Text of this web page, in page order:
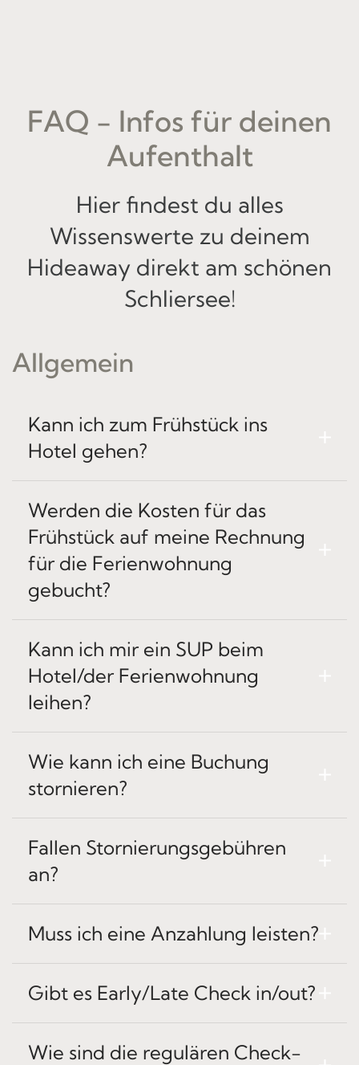
FAQ - Infos für deinen
Aufenthalt
Hier findest du alles
Wissenswerte zu deinem
Hideaway direkt am schönen
Schliersee!
Allgemein
Kann ich zum Frühstück ins
Hotel gehen?
Werden die Kosten für das
Frühstück auf meine Rechnung
für die Ferienwohnung
gebucht?
Kann ich mir ein SUP beim
Hotel/der Ferienwohnung
leihen?
Wie kann ich eine Buchung
stornieren?
Fallen Stornierungsgebühren
an?
Muss ich eine Anzahlung leisten?
Gibt es Early/Late Check in/out?
Wie sind die regulären Check-